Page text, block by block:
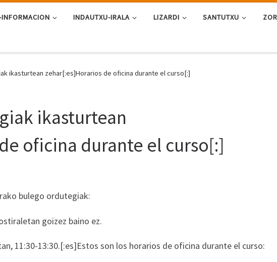
INDAUTXU-IRALA LIZARDI SANTUTXU
ikasturtean zehar[:es]Horarios de oficina durante el curso[:]
ikasturtean
oficina durante el curso[:]
bulego ordutegiak:
goizez baino ez.
11:30-13:30.[:es]Estos son los horarios de oficina durante el curso: